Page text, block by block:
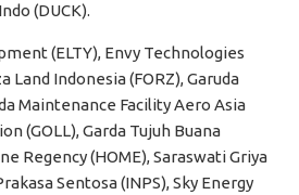
(DUCK).
(ELTY), Envy Technologies
Land Indonesia (FORZ), Garuda
Maintenance Facility Aero Asia
(GOLL), Garda Tujuh Buana
Regency (HOME), Saraswati Griya
Sentosa (INPS), Sky Energy